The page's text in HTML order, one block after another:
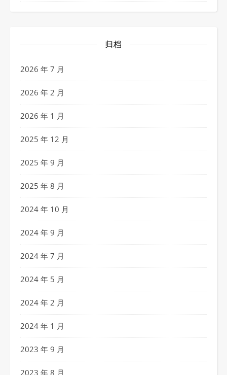
归档
2026 年 7 月
2026 年 2 月
2026 年 1 月
2025 年 12 月
2025 年 9 月
2025 年 8 月
2024 年 10 月
2024 年 9 月
2024 年 7 月
2024 年 5 月
2024 年 2 月
2024 年 1 月
2023 年 9 月
2023 年 8 月